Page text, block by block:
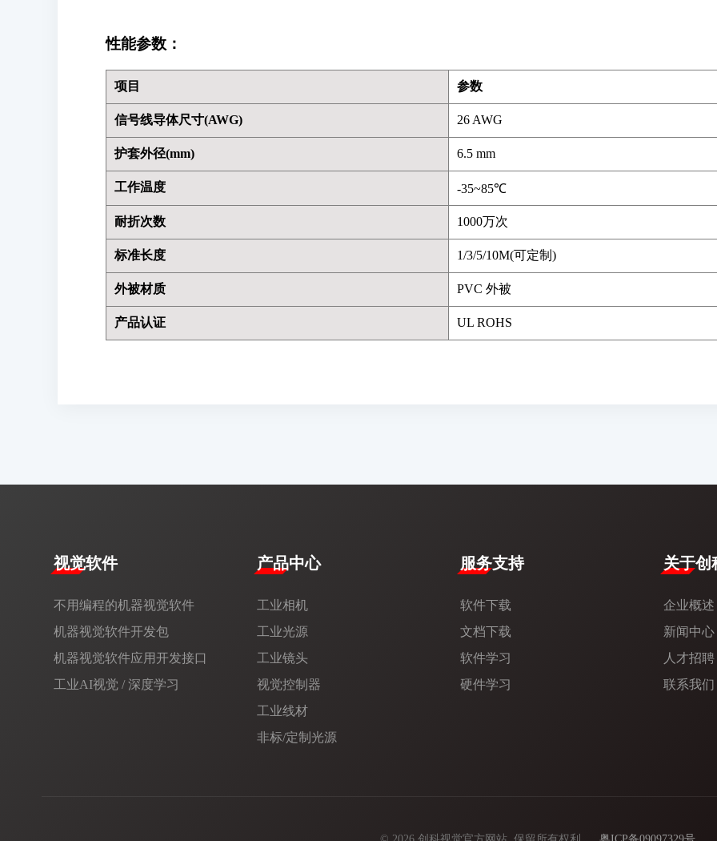
性能参数：
项目 参数
信号线导体尺寸(AWG) 26 AWG
护套外径(mm) 6.5 mm
工作温度 -35~85℃
耐折次数 1000万次
标准长度 1/3/5/10M(可定制)
外被材质 PVC 外被
产品认证 UL ROHS
视觉软件
不用编程的机器视觉软件
机器视觉软件开发包
机器视觉软件应用开发接口
工业AI视觉 / 深度学习
产品中心
工业相机
工业光源
工业镜头
视觉控制器
工业线材
非标/定制光源
服务支持
软件下载
文档下载
软件学习
硬件学习
关于创
企业概述
新闻中心​
人才招聘
联系我们